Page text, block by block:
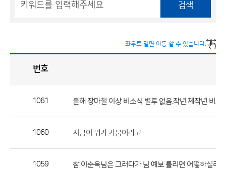
검색
좌우로 밀면 이동 할 수 있습니다.
론
번호
1061 올해 장마철 이상 비소식 별루 없음.작년 제작년 비교
1060 지금이 뭐가 가뭄이라고
1059 참 이순옥님은 그러다가 님 예보 틀리면 어떻하실려